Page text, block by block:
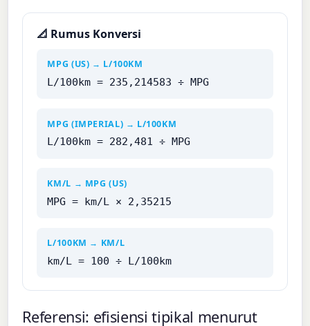
📐 Rumus Konversi
MPG (US) → L/100KM
L/100km = 235,214583 ÷ MPG
MPG (IMPERIAL) → L/100KM
L/100km = 282,481 ÷ MPG
KM/L → MPG (US)
MPG = km/L × 2,35215
L/100KM → KM/L
km/L = 100 ÷ L/100km
Referensi: efisiensi tipikal menurut